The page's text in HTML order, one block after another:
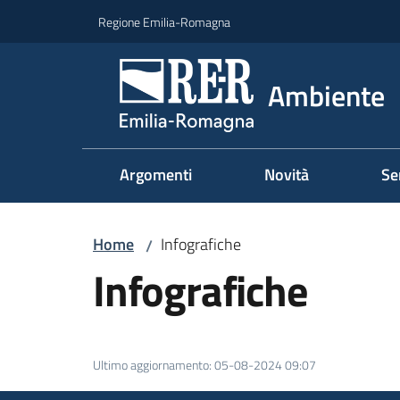
Regione Emilia-Romagna
Ambiente
Argomenti Novità
Home / Infografiche
Infografiche
Ultimo aggiornamento:05-08-2024 09:07